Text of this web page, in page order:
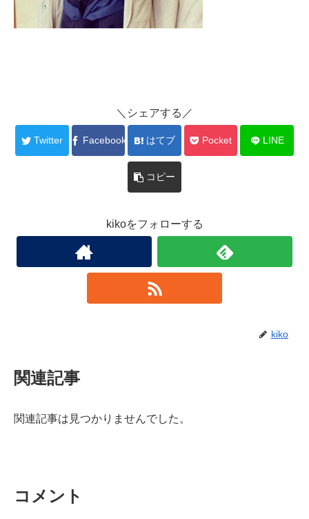
＼シェアする／
Twitter Facebook はてブ Pocket LINE
コピー
kikoをフォローする
kiko
関連記事
関連記事は見つかりませんでした。
コメント